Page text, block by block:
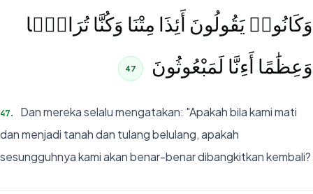
وَكَانُوا۟ يَقُولُونَ أَئِذَا مِتْنَا وَكُنَّا تُرَابًۭا
وَعِظَٰمًا أَءِنَّا لَمَبْعُوثُونَ
47
47.
Dan mereka selalu mengatakan: "Apakah bila kami mati
dan menjadi tanah dan tulang belulang, apakah
sesungguhnya kami akan benar-benar dibangkitkan kembali?